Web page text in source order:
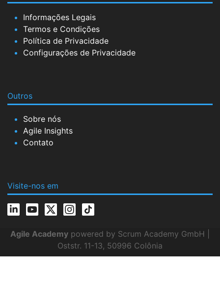
Informações Legais
Termos e Condições
Política de Privacidade
Configurações de Privacidade
Outros
Sobre nós
Agile Insights
Contato
Visite-nos em
Agile Academy powered by Scrum Academy GmbH |
Oststr. 11-13, 50996 Colônia